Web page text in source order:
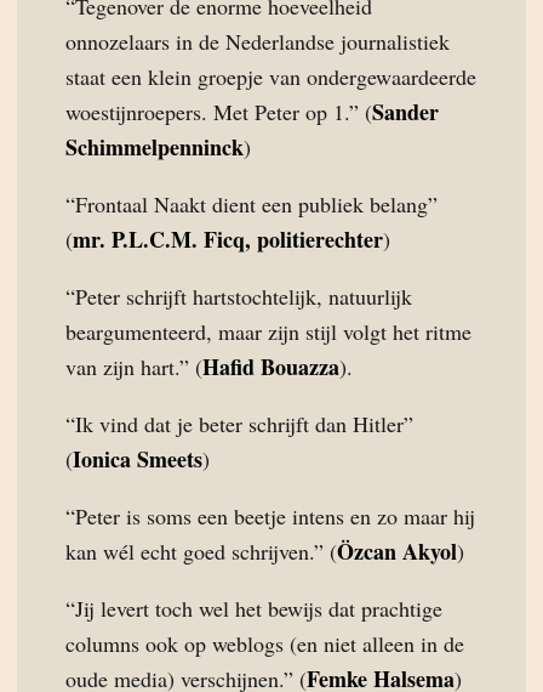
“Tegenover de enorme hoeveelheid
onnozelaars in de Nederlandse journalistiek
staat een klein groepje van ondergewaardeerde
woestijnroepers. Met Peter op 1.” (Sander
Schimmelpenninck)
“Frontaal Naakt dient een publiek belang”
(mr. P.L.C.M. Ficq, politierechter)
“Peter schrijft hartstochtelijk, natuurlijk
beargumenteerd, maar zijn stijl volgt het ritme
van zijn hart.” (Hafid Bouazza).
“Ik vind dat je beter schrijft dan Hitler”
(Ionica Smeets)
“Peter is soms een beetje intens en zo maar hij
kan wél echt goed schrijven.” (Özcan Akyol)
“Jij levert toch wel het bewijs dat prachtige
columns ook op weblogs (en niet alleen in de
oude media) verschijnen.” (Femke Halsema)